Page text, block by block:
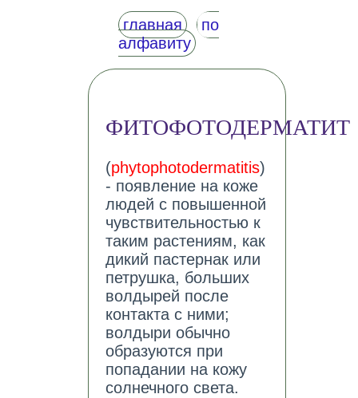
главная
по
алфавиту
ФИТОФОТОДЕРМАТИТ
(phytophotodermatitis)
- появление на коже
людей с повышенной
чувствительностью к
таким растениям, как
дикий пастернак или
петрушка, больших
волдырей после
контакта с ними;
волдыри обычно
образуются при
попадании на кожу
солнечного света.